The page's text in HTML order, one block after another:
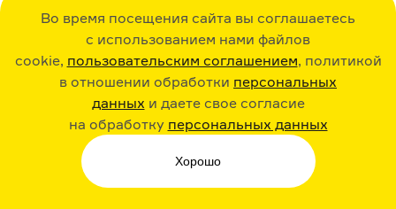
Во время посещения сайта вы соглашаетесь
с использованием нами файлов
cookie, пользовательским соглашением, политикой
в отношении обработки персональных
данных и даете свое согласие
на обработку персональных данных
Хорошо
Почему работа некоторых логопедов
похожа на безумное веселье? Как сделать
«грибок» языком? Для чего логопеду
коктейльные палочки? И могут ли сами
логопеды без запинок произносить
скороговорки?
Подробнее...